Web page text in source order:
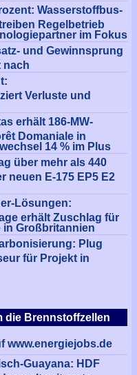
die Brennstoffzellen
www.energiejobs.de
Guayana: HDF
Wasserstoffbus-
Regelbetrieb
im Fokus
und Gewinnsprung
nach
Verluste und
erhält 186-MW-
Domaniale in
14 % im Plus
über mehr als 440
neuen E-175 EP5 E2
Lösungen:
erhält Zuschlag für
in Großbritannien
Plug
für Projekt in